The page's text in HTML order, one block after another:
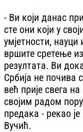
- Ви који данас
сте они који у
умјетности,
вршите сретење
резултата. Ви
Србија не почива
већ прије свега
својим радом
предака - рекао
Вучић.